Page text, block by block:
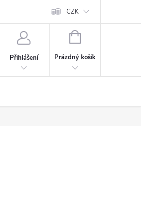
CZK
Přihlášení
NÁKUPNÍ
Prázdný košík